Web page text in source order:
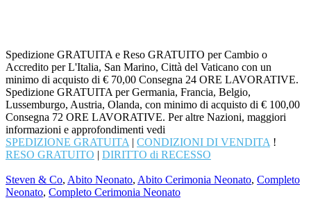
Spedizione GRATUITA e Reso GRATUITO per Cambio o
Accredito per L'Italia, San Marino, Città del Vaticano con un
minimo di acquisto di € 70,00 Consegna 24 ORE LAVORATIVE.
Spedizione GRATUITA per Germania, Francia, Belgio,
Lussemburgo, Austria, Olanda, con minimo di acquisto di € 100,00
Consegna 72 ORE LAVORATIVE. Per altre Nazioni, maggiori
informazioni e approfondimenti vedi
SPEDIZIONE GRATUITA | CONDIZIONI DI VENDITA !
RESO GRATUITO | DIRITTO di RECESSO
Steven & Co, Abito Neonato, Abito Cerimonia Neonato, Completo
Neonato, Completo Cerimonia Neonato